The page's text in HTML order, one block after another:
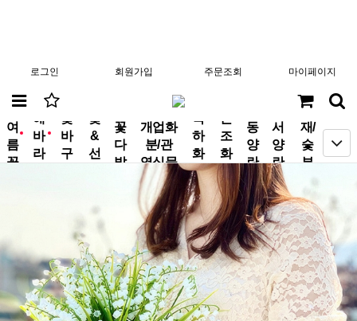
로그인 회원가입 주문조회 마이페이지
new
여
름
꽃
new
해
바
라
꽃
바
구
꽃
&
선
꽃
다
발
개업화
분/관
엽식물
축
하
화
환
근
조
화
환
동
양
란
서
양
란
분
재/
숯
부
작